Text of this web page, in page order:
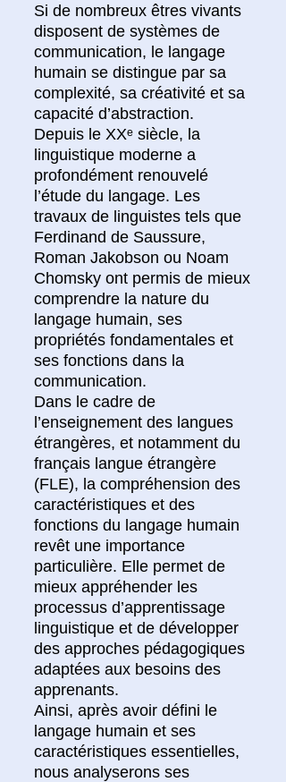
Si de nombreux êtres vivants
disposent de systèmes de
communication, le langage
humain se distingue par sa
complexité, sa créativité et sa
capacité d’abstraction.
Depuis le XXᵉ siècle, la
linguistique moderne a
profondément renouvelé
l’étude du langage. Les
travaux de linguistes tels que
Ferdinand de Saussure,
Roman Jakobson ou Noam
Chomsky ont permis de mieux
comprendre la nature du
langage humain, ses
propriétés fondamentales et
ses fonctions dans la
communication.
Dans le cadre de
l’enseignement des langues
étrangères, et notamment du
français langue étrangère
(FLE), la compréhension des
caractéristiques et des
fonctions du langage humain
revêt une importance
particulière. Elle permet de
mieux appréhender les
processus d’apprentissage
linguistique et de développer
des approches pédagogiques
adaptées aux besoins des
apprenants.
Ainsi, après avoir défini le
langage humain et ses
caractéristiques essentielles,
nous analyserons ses